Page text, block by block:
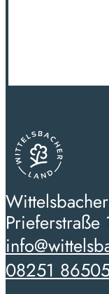
08251